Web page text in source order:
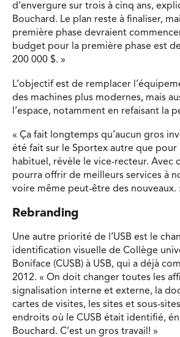
d’envergure sur trois à cinq ans,
Bouchard. Le plan reste à finaliser,
première phase devraient
budget pour la première phase est
200 000 $. »
L’objectif est de remplacer
des machines plus modernes, mais
l’espace, notamment en refaisant la
« Ça fait longtemps qu’aucun gros
été fait sur le Sportex autre que pour
habituel, révèle le vice-recteur. Avec
pourra offrir de meilleurs services à
voire même peut-être des nouveaux.
Rebranding
Une autre priorité de l’USB est le
identification visuelle de Collège
Boniface (CUSB) à USB, qui a déjà
2012. « On doit changer toutes les
signalisation interne et externe, la
cartes de visites, les sites et sous-
endroits où le CUSB était identifié,
Bouchard. C’est un gros travail! »